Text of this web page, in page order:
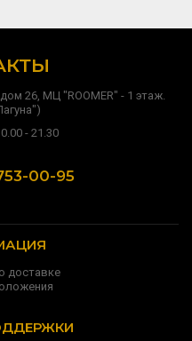
26, МЦ "ROOMER" - 1 этаж.
- 21.30
00-95
доставке